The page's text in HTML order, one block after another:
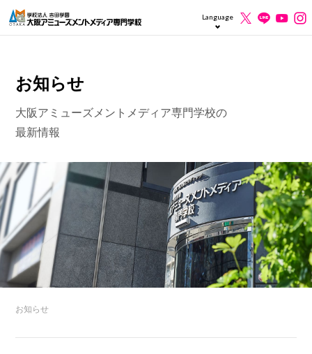
Language
お知らせ
大阪アミューズメントメディア専門学校の
最新情報
お知らせ